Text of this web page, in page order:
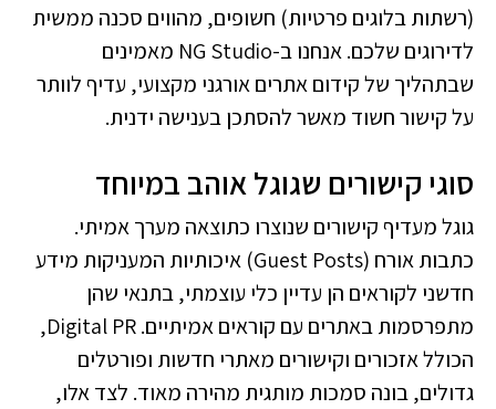
(רשתות בלוגים פרטיות) חשופים, מהווים סכנה ממשית
לדירוגים שלכם. אנחנו ב-NG Studio מאמינים
שבתהליך של קידום אתרים אורגני מקצועי, עדיף לוותר
על קישור חשוד מאשר להסתכן בענישה ידנית.
סוגי קישורים שגוגל אוהב במיוחד
גוגל מעדיף קישורים שנוצרו כתוצאה מערך אמיתי.
כתבות אורח (Guest Posts) איכותיות המעניקות מידע
חדשני לקוראים הן עדיין כלי עוצמתי, בתנאי שהן
מתפרסמות באתרים עם קוראים אמיתיים. Digital PR,
הכולל אזכורים וקישורים מאתרי חדשות ופורטלים
גדולים, בונה סמכות מותגית מהירה מאוד. לצד אלו,